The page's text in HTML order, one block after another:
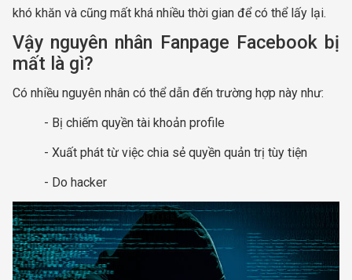
khó khăn và cũng mất khá nhiều thời gian để có thể lấy lại.
Vậy nguyên nhân Fanpage Facebook bị
mất là gì?
Có nhiều nguyên nhân có thể dẫn đến trường hợp này như:
- Bị chiếm quyền tài khoản profile
- Xuất phát từ việc chia sẻ quyền quản trị tùy tiện
- Do hacker